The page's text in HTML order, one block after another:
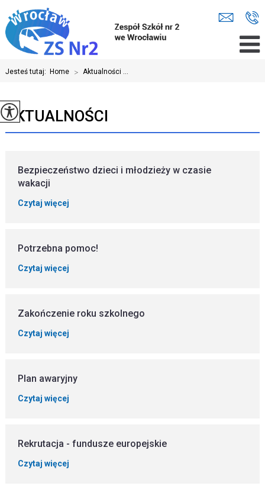
Jesteś tutaj: Home > Aktualności ...
AKTUALNOŚCI
Bezpieczeństwo dzieci i młodzieży w czasie
wakacji
Czytaj więcej
Potrzebna pomoc!
Czytaj więcej
Zakończenie roku szkolnego
Czytaj więcej
Plan awaryjny
Czytaj więcej
Rekrutacja - fundusze europejskie
Czytaj więcej